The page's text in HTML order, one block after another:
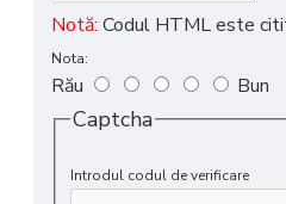
Notă: Codul HTML este
Nota:
Rău Bun
Captcha
Introdul codul de verificare